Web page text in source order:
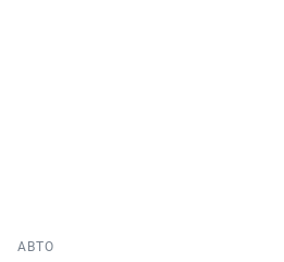
АВТО